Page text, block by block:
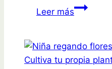
Leer másGuía
pepinos
en